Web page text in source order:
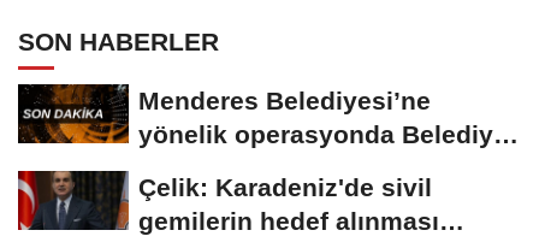
SON HABERLER
Menderes Belediyesi’ne
yönelik operasyonda Belediye
Çelik: Karadeniz'de sivil
gemilerin hedef alınması